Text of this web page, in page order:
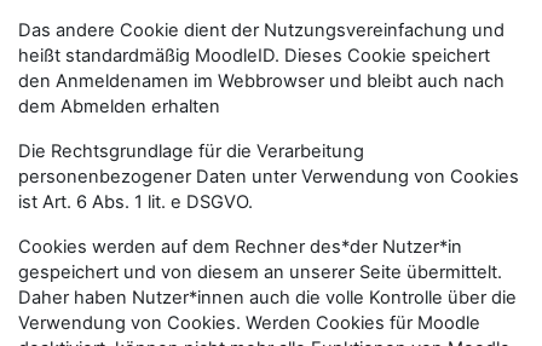
Das andere Cookie dient der Nutzungsvereinfachung und
heißt standardmäßig MoodleID. Dieses Cookie speichert
den Anmeldenamen im Webbrowser und bleibt auch nach
dem Abmelden erhalten
Die Rechtsgrundlage für die Verarbeitung
personenbezogener Daten unter Verwendung von Cookies
ist Art. 6 Abs. 1 lit. e DSGVO.
Cookies werden auf dem Rechner des*der Nutzer*in
gespeichert und von diesem an unserer Seite übermittelt.
Daher haben Nutzer*innen auch die volle Kontrolle über die
Verwendung von Cookies. Werden Cookies für Moodle